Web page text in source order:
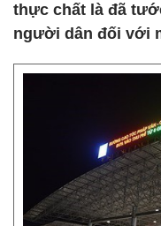
thực chất là đã
người dân đối với